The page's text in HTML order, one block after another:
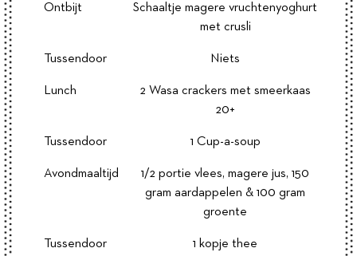
Ontbijt
Schaaltje magere vruchtenyoghurt
met crusli
Tussendoor Niets
Lunch
2 Wasa crackers met smeerkaas
20+
Tussendoor 1 Cup-a-soup
Avondmaaltijd
1/2 portie vlees, magere jus, 150
gram aardappelen & 100 gram
groente
Tussendoor 1 kopje thee